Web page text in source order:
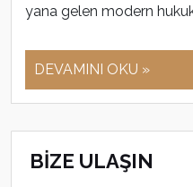
yana gelen modern
DEVAMINI OKU »
BİZE ULAŞIN